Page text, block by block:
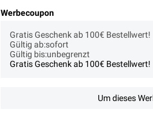
Werbecoupon
Gratis Geschenk ab 100€ Bestellwert!
Gültig ab:sofort
Gültig bis:unbegrenzt
Gratis Geschenk ab 100€ Bestellwert!
Um dieses